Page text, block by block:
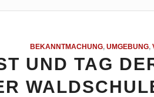
BEKANNTMACHUNG,UMGEBUNG,
UND TAG